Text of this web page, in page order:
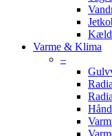
Varme & Klima
–